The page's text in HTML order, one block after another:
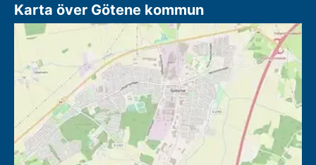
Karta över Götene kommun